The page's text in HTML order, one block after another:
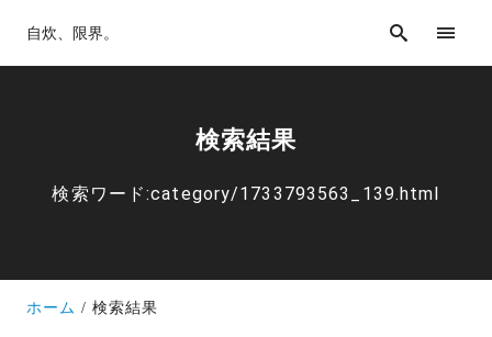
自炊、限界。
検索結果
検索ワード:category/1733793563_139.html
ホーム 検索結果